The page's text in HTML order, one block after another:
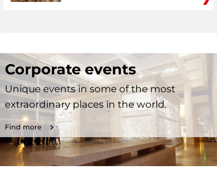
Corporate events
Unique events in some of the most
extraordinary places in the world.
Find more